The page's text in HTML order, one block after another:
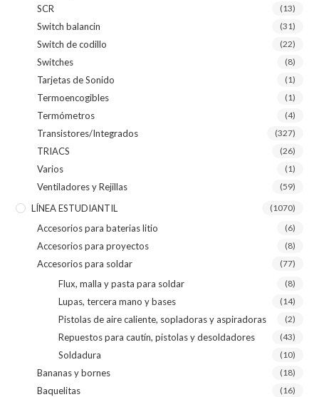
SCR (13)
Switch balancin (31)
Switch de codillo (22)
Switches (8)
Tarjetas de Sonido (1)
Termoencogibles (1)
Termómetros (4)
Transistores/Integrados (327)
TRIACS (26)
Varios (1)
Ventiladores y Rejillas (59)
LÍNEA ESTUDIANTIL (1070)
Accesorios para baterias litio (6)
Accesorios para proyectos (8)
Accesorios para soldar (77)
Flux, malla y pasta para soldar (8)
Lupas, tercera mano y bases (14)
Pistolas de aire caliente, sopladoras y aspiradoras (2)
Repuestos para cautín, pistolas y desoldadores (43)
Soldadura (10)
Bananas y bornes (18)
Baquelitas (16)